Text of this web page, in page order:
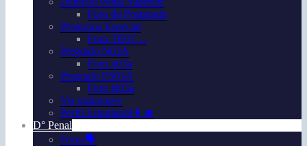
Foro de Postgrado
Programa Especial
Foro TE07…
Pregrado N03A
Foro n03a
Pregrado FS03A
Foro fs03a
Ver trabajos👀
Perfil Estudiantil👩‍🎓
D° Penal
Foros🗣️